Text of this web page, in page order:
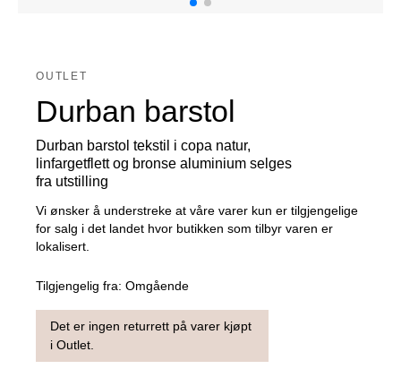
OUTLET
Durban barstol
Durban barstol tekstil i copa natur,
linfargetflett og bronse aluminium selges
fra utstilling
Vi ønsker å understreke at våre varer kun er tilgjengelige
for salg i det landet hvor butikken som tilbyr varen er
lokalisert.
Tilgjengelig fra: Omgående
Det er ingen returrett på varer kjøpt
i Outlet.